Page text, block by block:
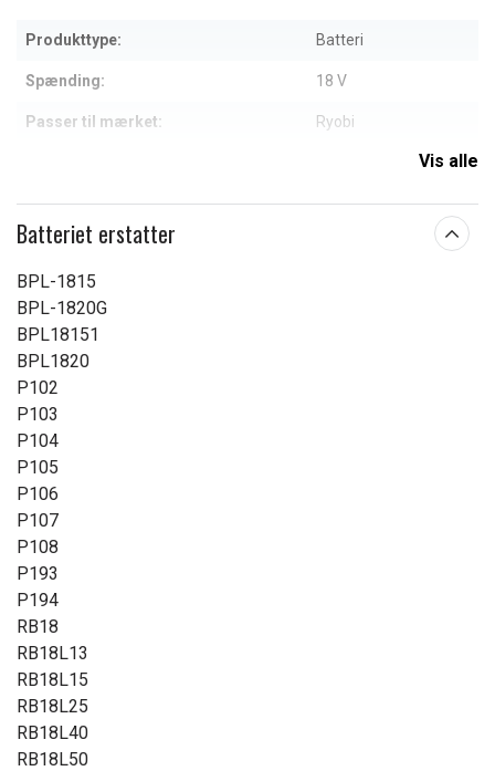
Produkttype: Batteri
Spænding: 18 V
Passer til mærket: Ryobi
Vis alle
Batteriet erstatter
BPL-1815
BPL-1820G
BPL18151
BPL1820
P102
P103
P104
P105
P106
P107
P108
P193
P194
RB18
RB18L13
RB18L15
RB18L25
RB18L40
RB18L50